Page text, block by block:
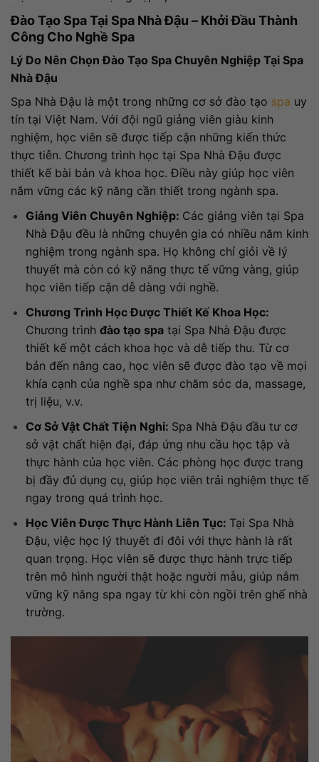
Đào Tạo Spa Tại Spa Nhà Đậu – Khởi Đầu Thành
Công Cho Nghề Spa
Lý Do Nên Chọn Đào Tạo Spa Chuyên Nghiệp Tại Spa
Nhà Đậu
Spa Nhà Đậu là một trong những cơ sở đào tạo spa uy
tín tại Việt Nam. Với đội ngũ giảng viên giàu kinh
nghiệm, học viên sẽ được tiếp cận những kiến thức
thực tiễn. Chương trình học tại Spa Nhà Đậu được
thiết kế bài bản và khoa học. Điều này giúp học viên
nắm vững các kỹ năng cần thiết trong ngành spa.
Giảng Viên Chuyên Nghiệp: Các giảng viên tại Spa
Nhà Đậu đều là những chuyên gia có nhiều năm kinh
nghiệm trong ngành spa. Họ không chỉ giỏi về lý
thuyết mà còn có kỹ năng thực tế vững vàng, giúp
học viên tiếp cận dễ dàng với nghề.
Chương Trình Học Được Thiết Kế Khoa Học:
Chương trình đào tạo spatại Spa Nhà Đậu được
thiết kế một cách khoa học và dễ tiếp thu. Từ cơ
bản đến nâng cao, học viên sẽ được đào tạo về mọi
khía cạnh của nghề spa như chăm sóc da, massage,
trị liệu, v.v.
Cơ Sở Vật Chất Tiện Nghi: Spa Nhà Đậu đầu tư cơ
sở vật chất hiện đại, đáp ứng nhu cầu học tập và
thực hành của học viên. Các phòng học được trang
bị đầy đủ dụng cụ, giúp học viên trải nghiệm thực tế
ngay trong quá trình học.
Học Viên Được Thực Hành Liên Tục: Tại Spa Nhà
Đậu, việc học lý thuyết đi đôi với thực hành là rất
quan trọng. Học viên sẽ được thực hành trực tiếp
trên mô hình người thật hoặc người mẫu, giúp nắm
vững kỹ năng spa ngay từ khi còn ngồi trên ghế nhà
trường.